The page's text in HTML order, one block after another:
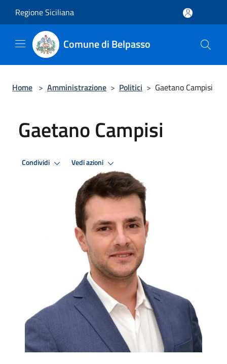
Regione Siciliana
Comune di Belpasso
Home > Amministrazione > Politici > Gaetano Campisi
Gaetano Campisi
Condividi Vedi azioni